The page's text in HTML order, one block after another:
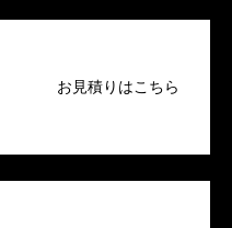
お見積りはこちら